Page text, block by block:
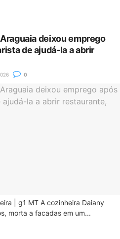
deixou emprego
de ajudá-la a abrir
0
| g1 MT A cozinheira Daiany
morta a facadas em um...